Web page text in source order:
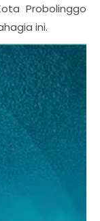
Probolinggo
ini.